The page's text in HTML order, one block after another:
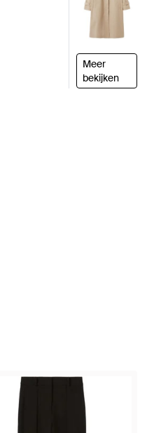
Meer
bekijken